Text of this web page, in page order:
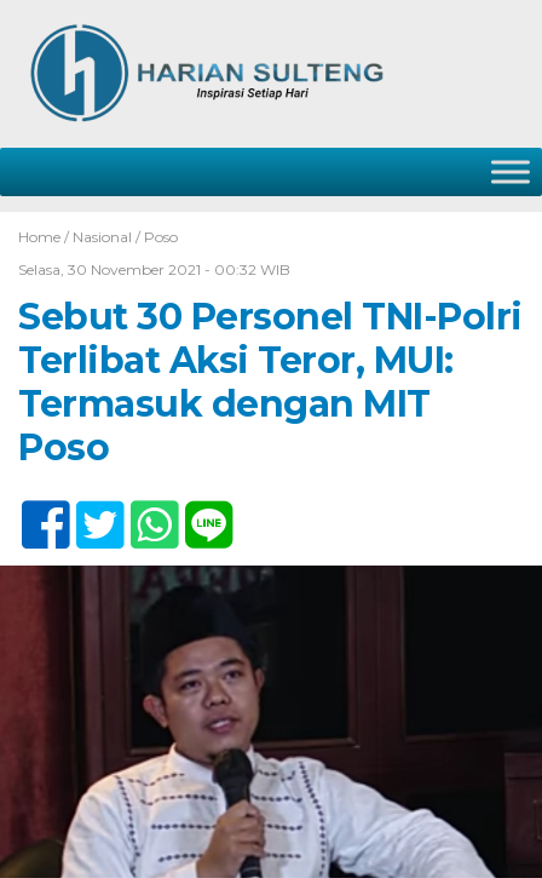
Home / Nasional / Poso
Selasa, 30 November 2021 - 00:32 WIB
Sebut 30 Personel TNI-Polri
Terlibat Aksi Teror, MUI:
Termasuk dengan MIT
Poso